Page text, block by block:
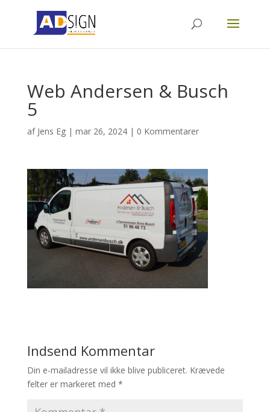
Web Andersen & Busch
5
af Jens Eg| mar 26, 2024| 0 Kommentarer
Indsend Kommentar
Din e-mailadresse vil ikke blive publiceret. Krævede
felter er markeret med *